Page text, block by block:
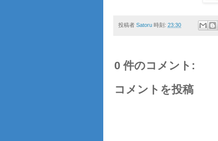
投稿者 Satoru 時刻: 23:30
0 件のコメント:
コメントを投稿